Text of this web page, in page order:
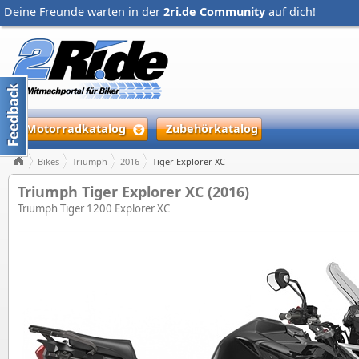
Deine Freunde warten in der 2ri.de Community auf dich!
Motorradkatalog Zubehörkatalog
Bikes Triumph 2016 Tiger Explorer XC
Triumph Tiger Explorer XC (2016)
Triumph Tiger 1200 Explorer XC